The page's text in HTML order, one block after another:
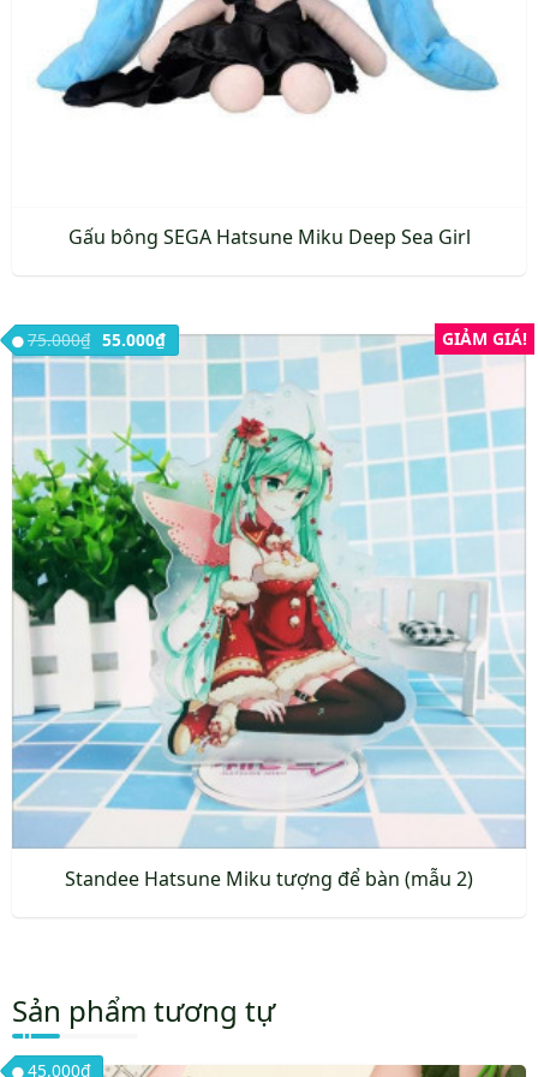
Gấu bông SEGA Hatsune Miku Deep Sea Girl
GIẢM GIÁ!
Standee Hatsune Miku tượng để bàn (mẫu 2)
75.000₫ Giá gốc là: 75.000₫.
55.000₫Giá hiện tại là: 55.000₫.
này
có
nhiều
Sản phẩm tương tự
45.000₫